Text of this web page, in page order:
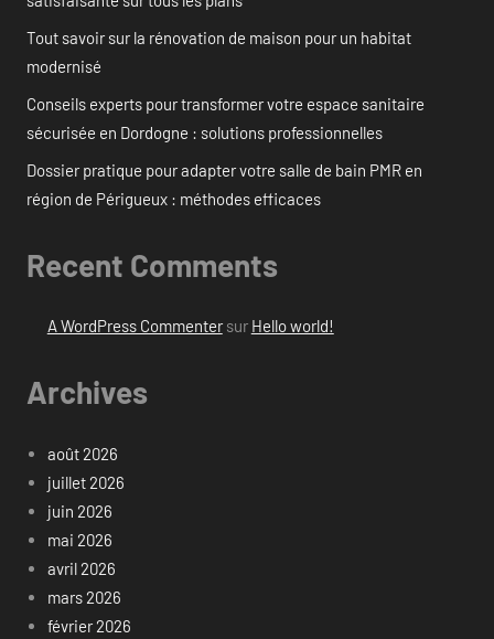
Tout savoir sur la rénovation de maison pour un habitat
modernisé
Conseils experts pour transformer votre espace sanitaire
sécurisée en Dordogne : solutions professionnelles
Dossier pratique pour adapter votre salle de bain PMR en
région de Périgueux : méthodes efficaces
Recent Comments
A WordPress Commentersur Hello world!
Archives
août 2026
juillet 2026
juin 2026
mai 2026
avril 2026
mars 2026
février 2026